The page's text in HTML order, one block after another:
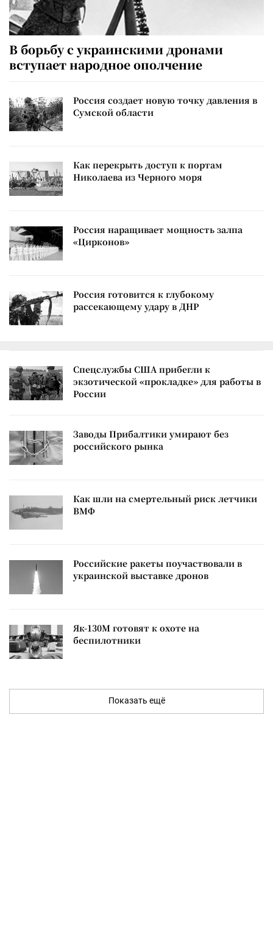
В борьбу с украинскими дронами
вступает народное ополчение
Россия создает новую точку давления в
Сумской области
Как перекрыть доступ к портам
Николаева из Черного моря
Россия наращивает мощность залпа
«Цирконов»
Россия готовится к глубокому
рассекающему удару в ДНР
Спецслужбы США прибегли к
экзотической «прокладке» для работы в
России
Заводы Прибалтики умирают без
российского рынка
Как шли на смертельный риск летчики
ВМФ
Российские ракеты поучаствовали в
украинской выставке дронов
Як-130М готовят к охоте на
беспилотники
Показать ещё